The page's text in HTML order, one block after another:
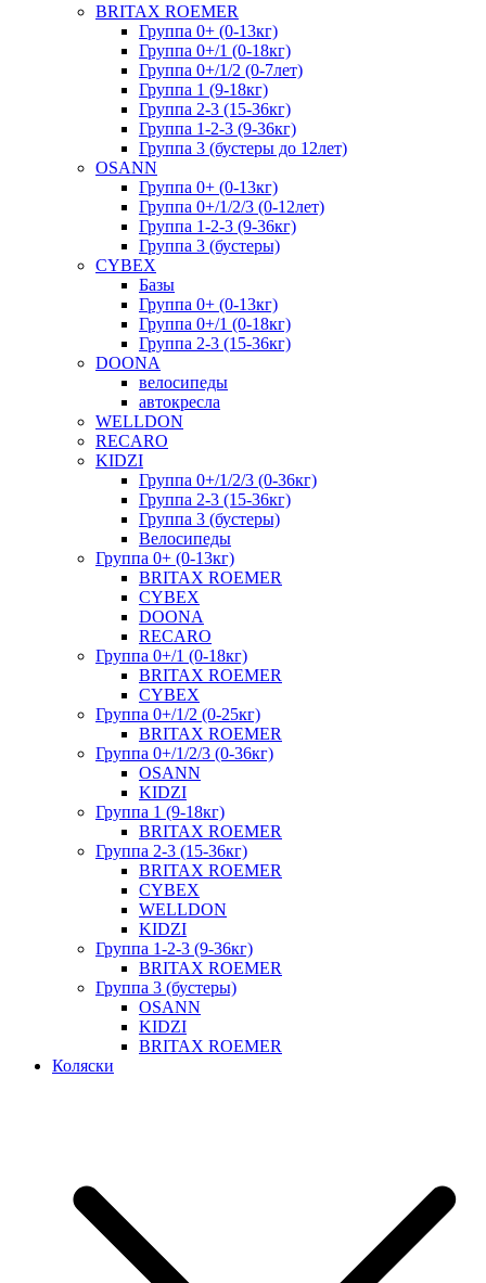
BRITAX ROEMER
Группа 0+ (0-13кг)
Группа 0+/1 (0-18кг)
Группа 0+/1/2 (0-7лет)
Группа 1 (9-18кг)
Группа 2-3 (15-36кг)
Группа 1-2-3 (9-36кг)
Группа 3 (бустеры до 12лет)
OSANN
Группа 0+ (0-13кг)
Группа 0+/1/2/3 (0-12лет)
Группа 1-2-3 (9-36кг)
Группа 3 (бустеры)
CYBEX
Базы
Группа 0+ (0-13кг)
Группа 0+/1 (0-18кг)
Группа 2-3 (15-36кг)
DOONA
велосипеды
автокресла
WELLDON
RECARO
KIDZI
Группа 0+/1/2/3 (0-36кг)
Группа 2-3 (15-36кг)
Группа 3 (бустеры)
Велосипеды
Группа 0+ (0-13кг)
BRITAX ROEMER
CYBEX
DOONA
RECARO
Группа 0+/1 (0-18кг)
BRITAX ROEMER
CYBEX
Группа 0+/1/2 (0-25кг)
BRITAX ROEMER
Группа 0+/1/2/3 (0-36кг)
OSANN
KIDZI
Группа 1 (9-18кг)
BRITAX ROEMER
Группа 2-3 (15-36кг)
BRITAX ROEMER
CYBEX
WELLDON
KIDZI
Группа 1-2-3 (9-36кг)
BRITAX ROEMER
Группа 3 (бустеры)
OSANN
KIDZI
BRITAX ROEMER
Коляски